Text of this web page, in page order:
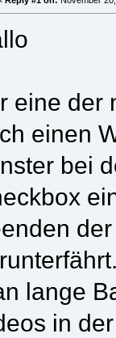
eine der
einen
bei
lange
in